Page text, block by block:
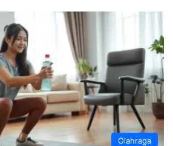
Olahraga